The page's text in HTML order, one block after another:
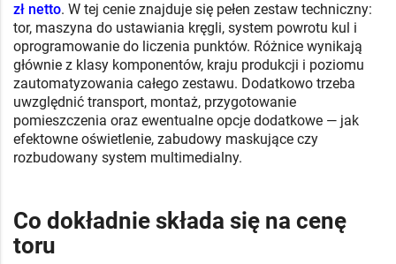
zł netto. W tej cenie znajduje się pełen zestaw techniczny:
tor, maszyna do ustawiania kręgli, system powrotu kul i
oprogramowanie do liczenia punktów. Różnice wynikają
głównie z klasy komponentów, kraju produkcji i poziomu
zautomatyzowania całego zestawu. Dodatkowo trzeba
uwzględnić transport, montaż, przygotowanie
pomieszczenia oraz ewentualne opcje dodatkowe — jak
efektowne oświetlenie, zabudowy maskujące czy
rozbudowany system multimedialny.
Co dokładnie składa się na cenę
toru